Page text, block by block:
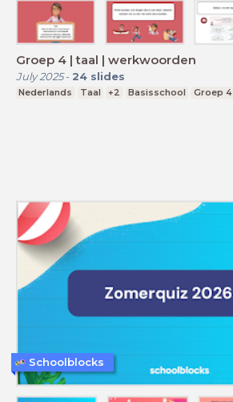
Groep 4 | taal | werkwoorden
July 2025- 24 slides
Nederlands Taal +2 Basisschool Groep 4
Schoolblocks